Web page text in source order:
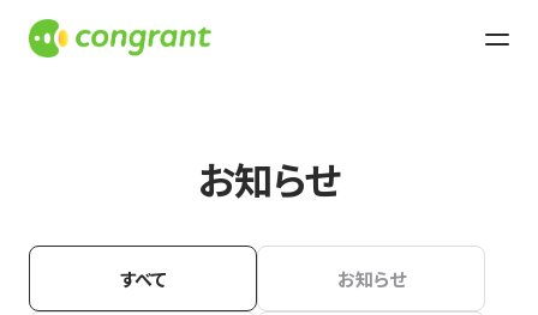
お知らせ
すべて お知らせ